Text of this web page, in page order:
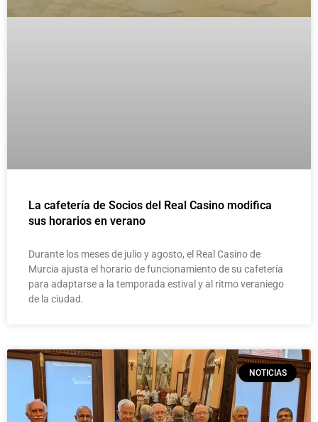
La cafetería de Socios del Real Casino modifica
sus horarios en verano
Durante los meses de julio y agosto, el Real Casino de
Murcia ajusta el horario de funcionamiento de su cafetería
para adaptarse a la temporada estival y al ritmo veraniego
de la ciudad.
NOTICIAS